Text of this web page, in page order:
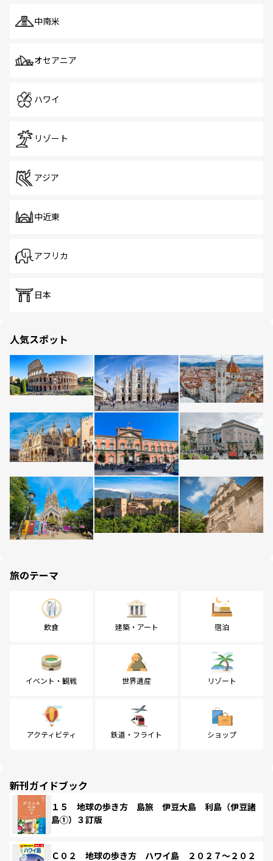
中南米
オセアニア
ハワイ
リゾート
アジア
中近東
アフリカ
日本
人気スポット
旅のテーマ
飲食 建築・アート 宿泊
イベント・観戦 世界遺産 リゾート
アクティビティ 鉄道・フライト ショップ
新刊ガイドブック
１５ 地球の歩き方 島旅 伊豆大島 利島（伊豆諸
島①）３訂版
Ｃ０２ 地球の歩き方 ハワイ島 ２０２７～２０２